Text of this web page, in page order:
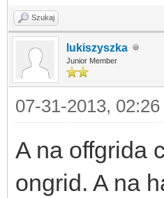
Szukaj
lukiszyszka
Junior Member
07-31-2013, 02:26
A na offgrida
ongrid. A na